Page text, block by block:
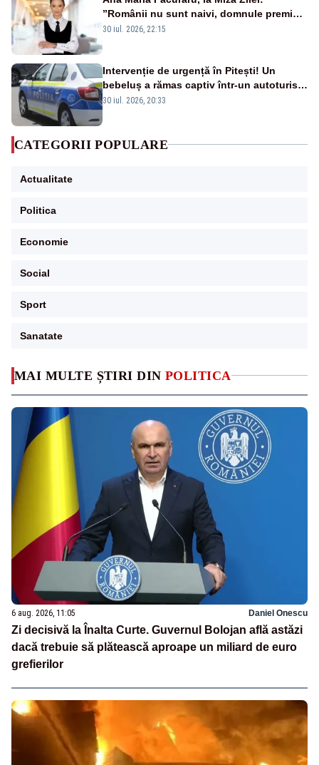
MAI MULTE ȘTIRI DIN POLITICA
6 aug. 2026, 11:05 Daniel Onescu
Zi decisivă la Înalta Curte. Guvernul Bolojan află astăzi
dacă trebuie să plătească aproape un miliard de euro
grefierilor
”Românii nu sunt naivi, domnule premier
Bolojan”
30 iul. 2026, 22:15
Intervenție de urgență în Pitești! Un
bebeluș a rămas captiv într-un autoturism
din cauza unei defecțiuni
30 iul. 2026, 20:33
CATEGORII POPULARE
Actualitate
Politica
Economie
Social
Sport
Sanatate